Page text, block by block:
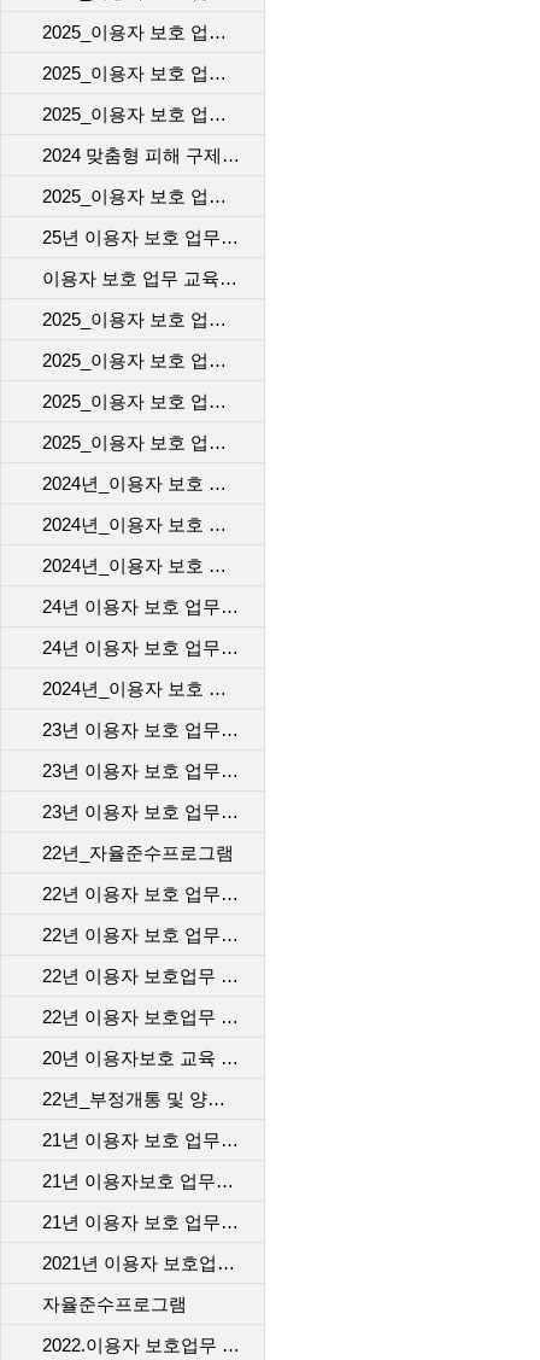
2025_이용자 보호 업무 교육(2차)_개인정보 보호 교육
2025_이용자 보호 업무 교육(2차)_규제기관의 이용자 보호 정책 변경사항([KISA] 불법스패머 가입제한(해지자) 강화 제도 시행)
2025_이용자 보호 업무 교육(1차)_자사 서비스 변경
2024 맞춤형 피해 구제 교육
2025_이용자 보호 업무 교육(1차)_이용자의 주요 불만
25년 이용자 보호 업무 교육 2차
이용자 보호 업무 교육 1차
2025_이용자 보호 업무 교육(1차)_VOC 기본 교육
2025_이용자 보호 업무 교육(1차)_개인정보 보호 교육
2025_이용자 보호 업무 교육(1차)_계약 시 고객에게 제공해야 할 필수고지 및 동의사항
2025_이용자 보호 업무 교육(1차)_규제기관의 이용자 보호 정책 변경 사항(중고 단말 거래사실 확인 서비스)
2024년_이용자 보호 업무 교육 2차_본사
2024년_이용자 보호 업무 교육 2차_개통센터
2024년_이용자 보호 업무 교육 2차_고객센터
24년 이용자 보호 업무 교육 1차 _개통센터
24년 이용자 보호 업무 교육 1차 _본사
2024년_이용자 보호 업무 교육 1차_고객센터
23년 이용자 보호 업무 교육_1차_고객센터
23년 이용자 보호 업무 교육_2차_고객센터
23년 이용자 보호 업무 교육 - 개통센터
22년_자율준수프로그램
22년 이용자 보호 업무 교육 1차_본사
22년 이용자 보호 업무 교육 2차_본사
22년 이용자 보호업무 교육-1차 고객센터
22년 이용자 보호업무 교육 _2차 고객센터
20년 이용자보호 교육 2차
22년_부정개통 및 양도행위등 법규위반 전기통신사업자 처벌 및 행정제재
21년 이용자 보호 업무 교육_본사
21년 이용자보호 업무교육 1차 _대리점
21년 이용자 보호 업무 교육 2차_대리점
2021년 이용자 보호업무 교육_고객센터
자율준수프로그램
2022.이용자 보호업무 교육_계약 시 고객에게 제공해야 할 필수고지동의사항